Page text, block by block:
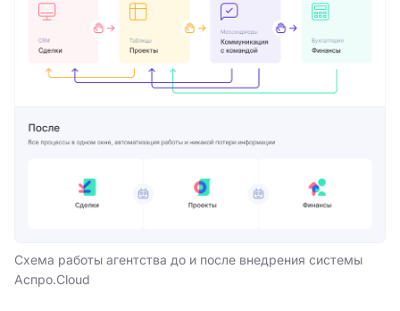
Схема работы агентства до и после внедрения системы
Аспро.Cloud